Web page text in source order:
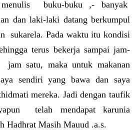
buku-buku ,- banyak
dan laki-laki datang berkumpul
sukarela. Pada waktu itu kondisi
terus bekerja sampai jam-
satu, maka untuk makanan
sendiri yang bawa dan saya
mereka. Jadi dengan taufik
telah mendapat karunia
Hadhrat Masih Mauud .a.s.